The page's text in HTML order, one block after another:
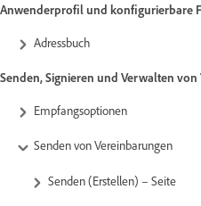
Anwenderprofil und konfigurierbare
Adressbuch
Senden, Signieren und Verwalten
Empfangsoptionen
Senden von Vereinbarungen
Senden (Erstellen) – Seite